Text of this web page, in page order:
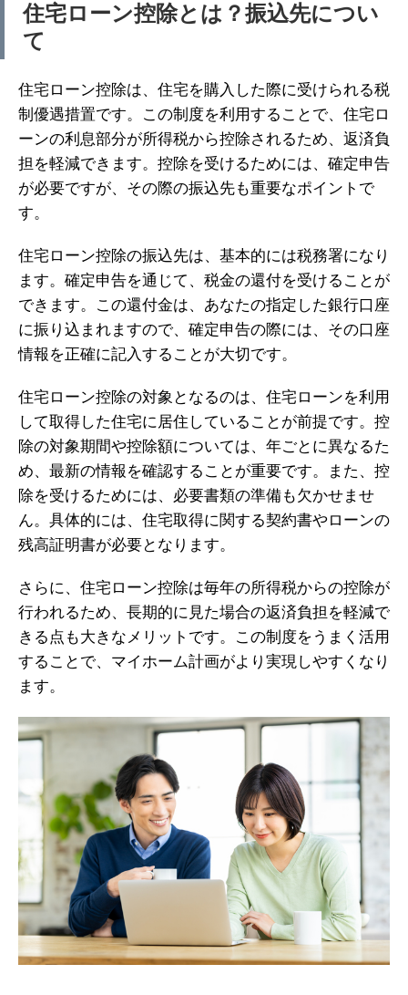
住宅ローン控除とは？振込先につい
て
住宅ローン控除は、住宅を購入した際に受けられる税
制優遇措置です。この制度を利用することで、住宅ロ
ーンの利息部分が所得税から控除されるため、返済負
担を軽減できます。控除を受けるためには、確定申告
が必要ですが、その際の振込先も重要なポイントで
す。
住宅ローン控除の振込先は、基本的には税務署になり
ます。確定申告を通じて、税金の還付を受けることが
できます。この還付金は、あなたの指定した銀行口座
に振り込まれますので、確定申告の際には、その口座
情報を正確に記入することが大切です。
住宅ローン控除の対象となるのは、住宅ローンを利用
して取得した住宅に居住していることが前提です。控
除の対象期間や控除額については、年ごとに異なるた
め、最新の情報を確認することが重要です。また、控
除を受けるためには、必要書類の準備も欠かせませ
ん。具体的には、住宅取得に関する契約書やローンの
残高証明書が必要となります。
さらに、住宅ローン控除は毎年の所得税からの控除が
行われるため、長期的に見た場合の返済負担を軽減で
きる点も大きなメリットです。この制度をうまく活用
することで、マイホーム計画がより実現しやすくなり
ます。